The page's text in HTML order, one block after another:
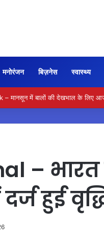
मनोरंजन बिज़नेस स्वास्थ्य
– मानसून में बालों की देखभाल के लिए
–
हुई